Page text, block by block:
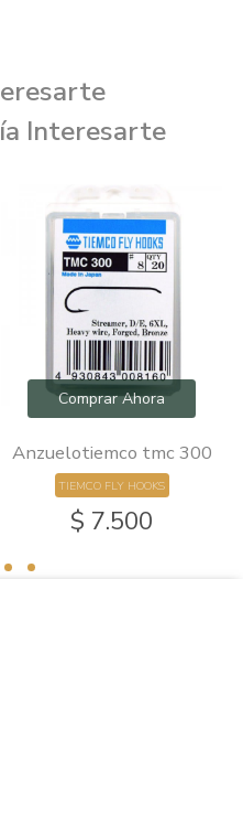
Interesarte
Comprar Ahora
Anzuelotiemco tmc 300
TIEMCO FLY HOOKS
$ 7.500